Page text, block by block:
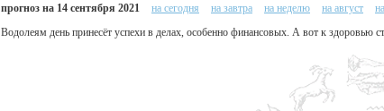
прогноз на 14 сентября 2021 на сегодня на завтра на неделю на август
Водолеям день принесёт успехи в делах, особенно финансовых. А вот к здоровью